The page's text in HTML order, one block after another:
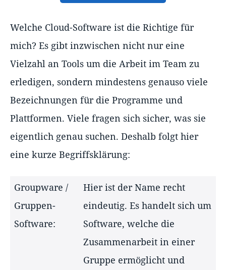
Welche Cloud-Software ist die Richtige für
mich? Es gibt inzwischen nicht nur eine
Vielzahl an Tools um die Arbeit im Team zu
erledigen, sondern mindestens genauso viele
Bezeichnungen für die Programme und
Plattformen. Viele fragen sich sicher, was sie
eigentlich genau suchen. Deshalb folgt hier
eine kurze Begriffsklärung:
Groupware /
Gruppen-
Software:
Hier ist der Name recht
eindeutig. Es handelt sich um
Software, welche die
Zusammenarbeit in einer
Gruppe ermöglicht und